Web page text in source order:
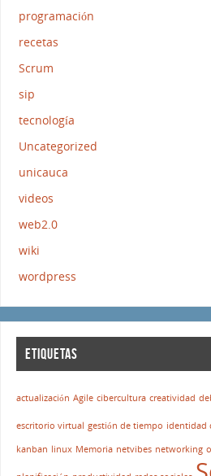
programación
recetas
Scrum
sip
tecnología
Uncategorized
unicauca
videos
web2.0
wiki
wordpress
ETIQUETAS
actualización Agile cibercultura creatividad
escritorio virtual gestión de tiempo identidad
kanban linux Memoria netvibes networking